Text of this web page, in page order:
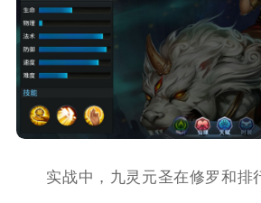
实战中，九灵元圣在修罗和排